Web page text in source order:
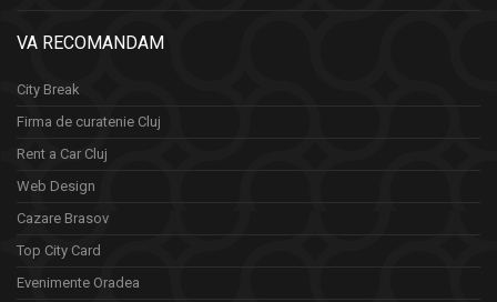
VA RECOMANDAM
City Break
Firma de curatenie Cluj
Rent a Car Cluj
Web Design
Cazare Brasov
Top City Card
Evenimente Oradea